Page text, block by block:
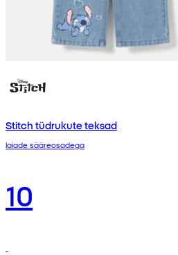
Stitch tüdrukute teksad
laiade sääreosadega
10